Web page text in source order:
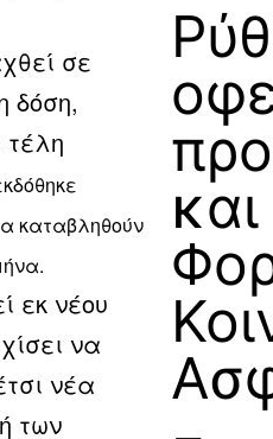
σε
δόση,
καταβληθούν
εκ νέου
να
νέα
των